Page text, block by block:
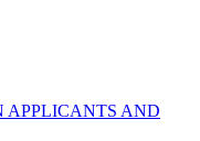
APPLICANTS AND